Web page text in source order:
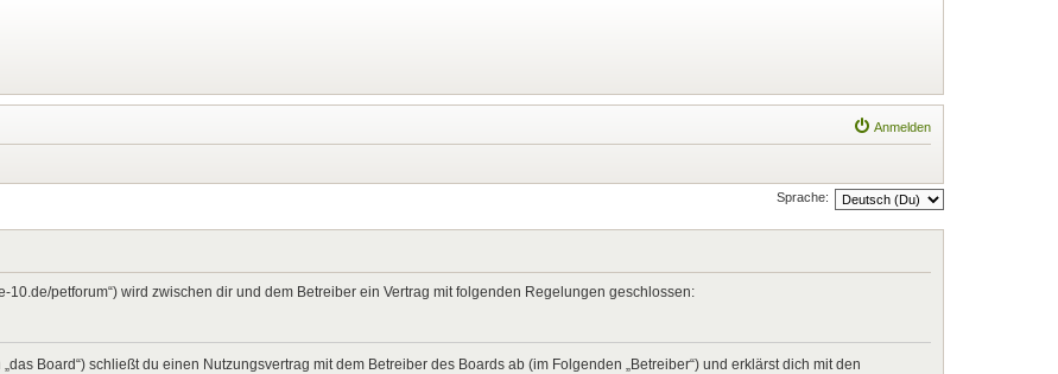
Anmelden
Sprache:
10.de/petforum“) wird zwischen dir und dem Betreiber ein Vertrag mit folgenden Regelungen geschlossen:
Board“) schließt du einen Nutzungsvertrag mit dem Betreiber des Boards ab (im Folgenden „Betreiber“) und erklärst dich mit den